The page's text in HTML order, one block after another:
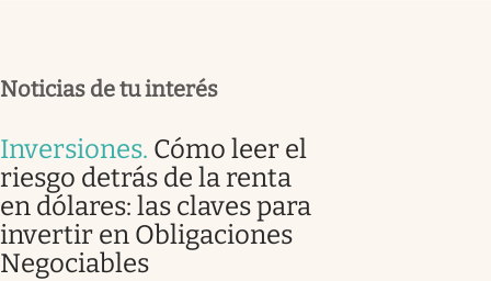
Noticias de tu interés
Inversiones. Cómo leer el
riesgo detrás de la renta
en dólares: las claves para
invertir en Obligaciones
Negociables